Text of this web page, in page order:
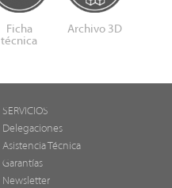
Ficha
técnica
Archivo 3D
SERVICIOS
Delegaciones
Asistencia Técnica
Garantías
Newsletter